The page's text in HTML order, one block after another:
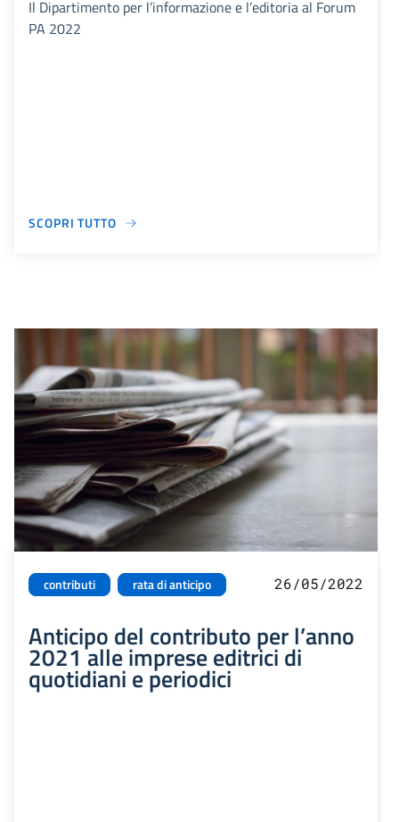
Il Dipartimento per l’informazione e l’editoria al Forum
PA 2022
SCOPRI TUTTO
contributi rata di anticipo 26/05/2022
Anticipo del contributo per l’anno
2021 alle imprese editrici di
quotidiani e periodici